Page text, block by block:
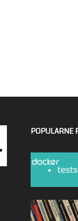
POPULARNE